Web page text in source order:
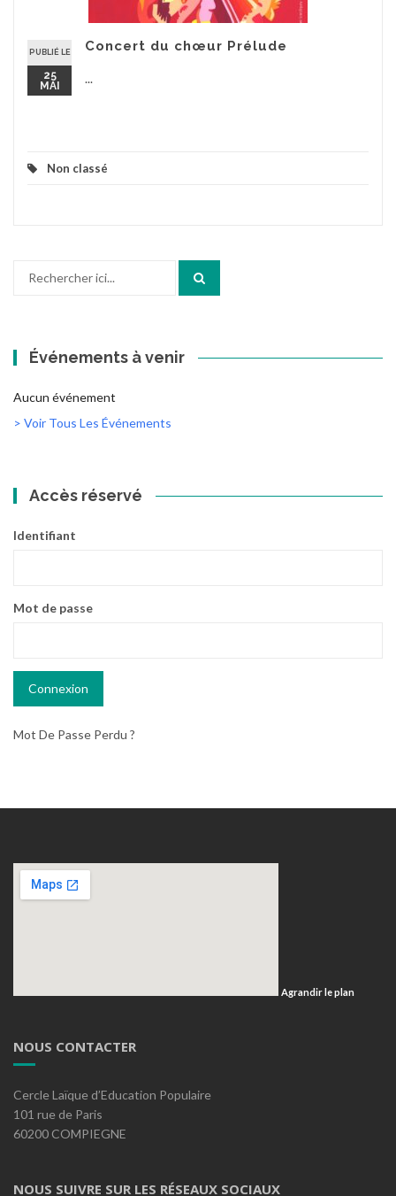
PUBLIÉ LE
25
MAI
Concert du chœur Prélude
...
Non classé
Événements à venir
Aucun événement
> Voir Tous Les Événements
Accès réservé
Identifiant
Mot de passe
Mot De Passe Perdu ?
Agrandir le plan
NOUS CONTACTER
Cercle Laïque d’Education Populaire
101 rue de Paris
60200 COMPIEGNE
NOUS SUIVRE SUR LES RÉSEAUX SOCIAUX